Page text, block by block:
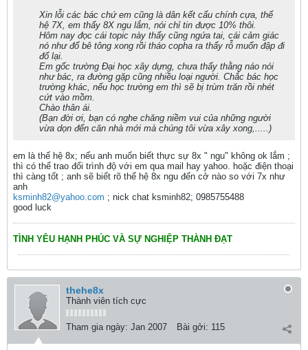
Xin lỗi các bác chứ em cũng là dân kết cấu chính cựa, thế
hệ 7X, em thấy 8X ngu lắm, nói chỉ tin được 10% thôi.
Hôm nay đọc cái topic này thấy cũng ngứa tai, cái cảm giác
nó như đổ bê tông xong rồi tháo copha ra thấy rỗ muốn đập đi
đổ lại.
Em gốc trường Đại học xây dựng, chưa thấy thằng náo nói
như bác, ra đường gặp cũng nhiều loại người. Chắc bác học
trường khác, nếu học trường em thì sẽ bị trùm trăn rồi nhét
cứt vào mồm.
Chào thân ái.
(Bạn đời ơi, bạn có nghe chăng niềm vui của những người
vừa dọn đến căn nhà mới mà chúng tôi vừa xây xong,.....)
em là thế hệ 8x; nếu anh muốn biết thực sự 8x " ngu" không ok lắm ;
thì có thể trao đổi trình độ với em qua mail hay yahoo. hoặc điện thoại
thì càng tốt ; anh sẽ biết rõ thể hệ 8x ngu đến cở nào so với 7x như
anh
ksminh82@yahoo.com ; nick chat ksminh82; 0985755488
good luck
TÌNH YÊU HẠNH PHÚC VÀ SỰ NGHIỆP THÀNH ĐẠT
thehe8x
Thành viên tích cực
Tham gia ngày: Jan 2007 Bài gởi: 115